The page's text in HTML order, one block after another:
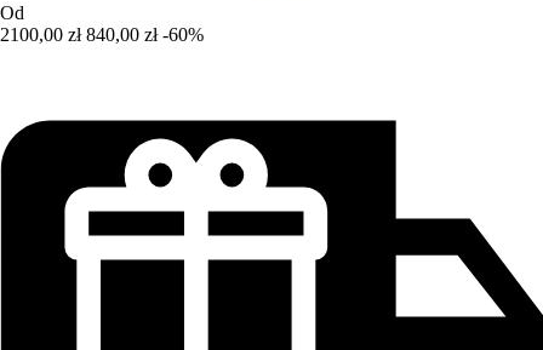
Od
2100,00 zł 840,00 zł -60%